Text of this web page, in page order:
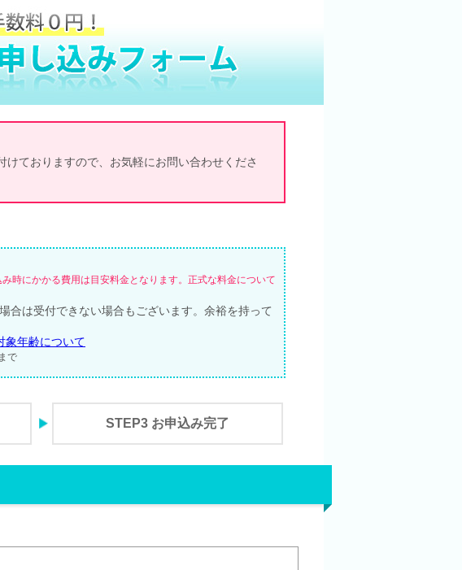
ておりますので、お気軽にお問い合わせくださ
時にかかる費用は目安料金となります。正式な料金について
合は受付できない場合もございます。余裕を持って
象年齢について
で
STEP3 お申込み完了